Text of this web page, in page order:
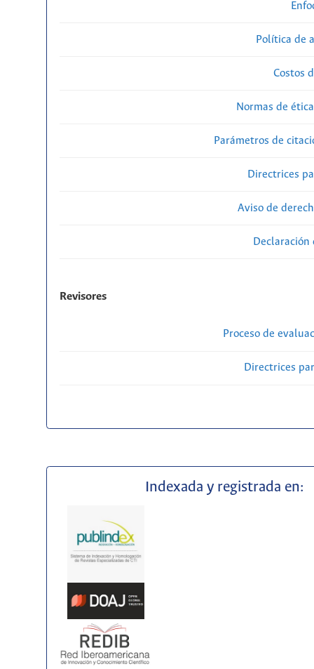
Política de
Costos
Normas de
Parámetros de
Directrices
Aviso de
Revisores
Proceso de
Directrices
Indexada y registrada en: